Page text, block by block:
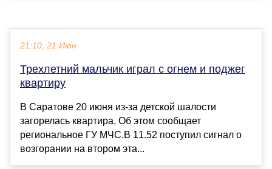
21:10, 21 Июн
Трехлетний мальчик играл с огнем и поджег
квартиру
В Саратове 20 июня из-за детской шалости
загорелась квартира. Об этом сообщает
региональное ГУ МЧС.В 11.52 поступил сигнал о
возгорании на втором эта...